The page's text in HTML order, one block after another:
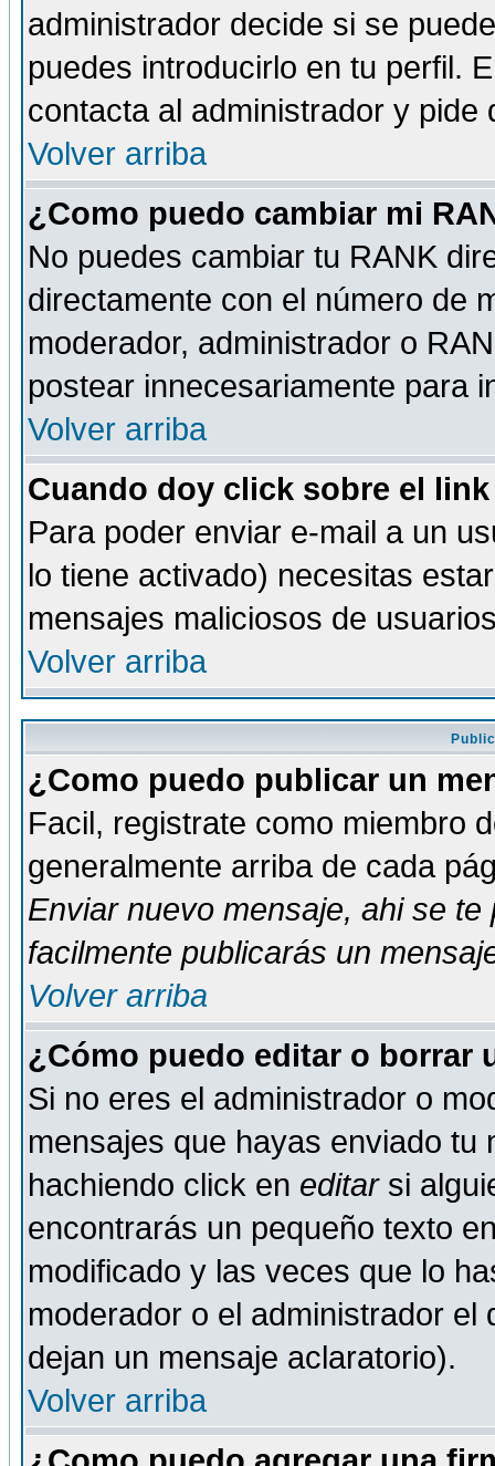
administrador decide si se
puedes introducirlo en tu perfil.
contacta al administrador y
Volver arriba
¿Como puedo cambiar mi
No puedes cambiar tu RANK
directamente con el número de
moderador, administrador o
postear innecesariamente para
Volver arriba
Cuando doy click sobre el
Para poder enviar e-mail a un
lo tiene activado) necesitas
mensajes maliciosos de
Volver arriba
¿Como puedo publicar un
Facil, registrate como miembro
generalmente arriba de cada
Enviar nuevo mensaje, ahi se te
facilmente publicarás un
Volver arriba
¿Cómo puedo editar o borrar
Si no eres el administrador o
mensajes que hayas enviado tu
hachiendo click en editarsi
encontrarás un pequeño texto
modificado y las veces que lo
moderador o el administrador
dejan un mensaje aclaratorio).
Volver arriba